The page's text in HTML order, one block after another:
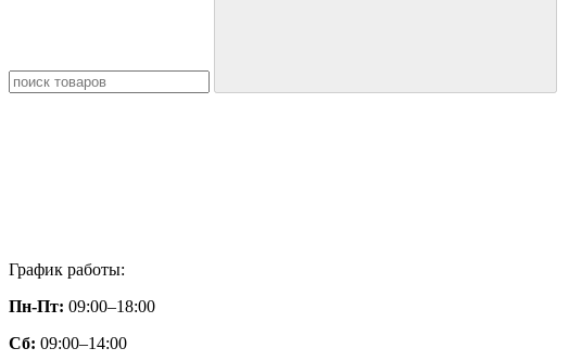
График работы:
Пн-Пт: 09:00–18:00
Сб: 09:00–14:00